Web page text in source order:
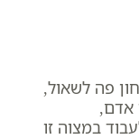
פה לשאול,
אדם,
במצוה זו